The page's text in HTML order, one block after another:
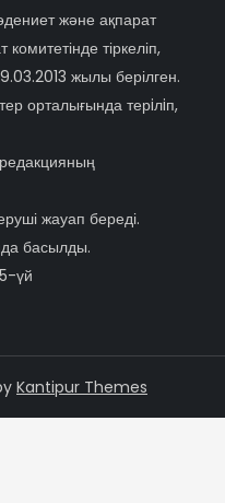
және ақпарат
тіркеліп,
жылы берілген.
орталығында терiлiп,
редакцияның
жауап береді.
басылды.
үй
Kantipur Themes